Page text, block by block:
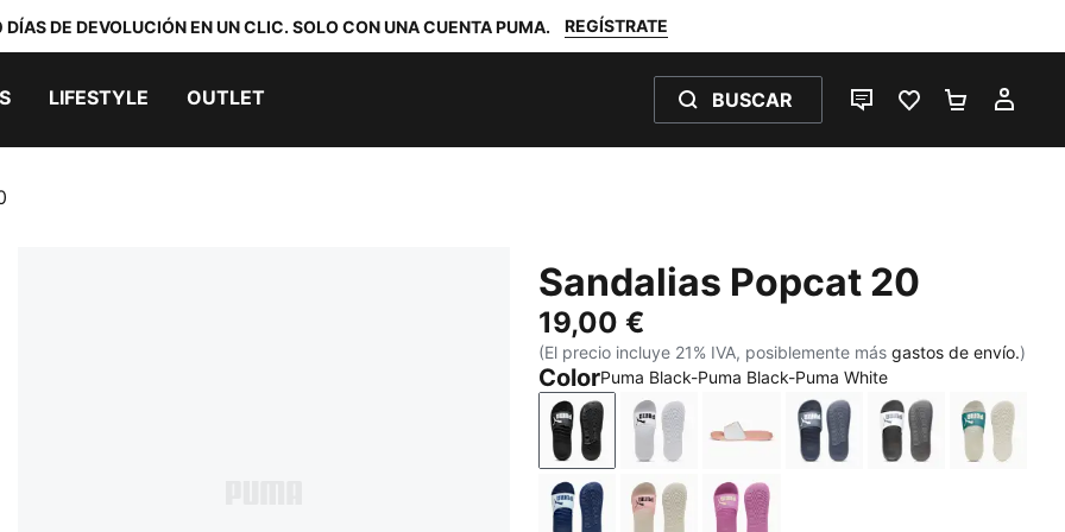
DE DEVOLUCIÓN EN UN CLIC. SOLO CON UNA CUENTA PUMA. REGÍSTRATE
LIFESTYLE OUTLET BUSCAR
CHAT EN DIRECTO
FAVORITOS 0
MI
Sandalias Popcat 20
19,00 €
(El precio incluye 21% IVA, posiblemente másgastos de envío.)
ColorPuma Black-Puma Black-Puma White
Puma Black-Puma Black-Puma White
Puma White-Puma Black
PUMA White-Apricot Blush
Inky Blue-PUMA White
PUMA White-
Lucite-Blue JewelRosy Outlook-Chocolate Brown-Alpine Snow
Mauve Pop-Apple Spritz